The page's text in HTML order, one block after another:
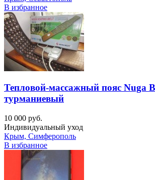
В избранное
Тепловой-массажный пояс Nuga
турманиевый
10 000 руб.
Индивидуальный уход
Крым, Симферополь
В избранное